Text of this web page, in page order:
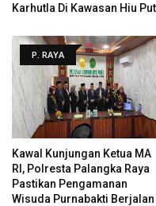
Karhutla Di Kawasan Hiu
P. RAYA
Kawal Kunjungan Ketua MA
RI, Polresta Palangka Raya
Pastikan Pengamanan
Wisuda Purnabakti Berjalan